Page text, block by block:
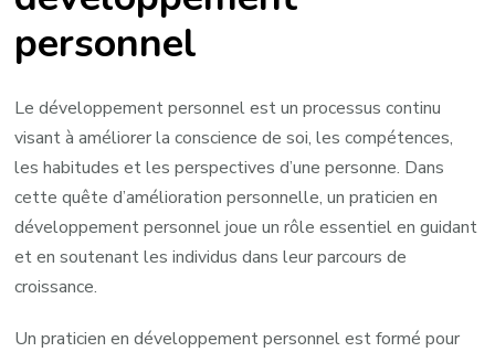
développement
l’épanouissement
individuel
personnel
Le développement personnel est un processus continu
visant à améliorer la conscience de soi, les compétences,
les habitudes et les perspectives d’une personne. Dans
cette quête d’amélioration personnelle, un praticien en
développement personnel joue un rôle essentiel en guidant
et en soutenant les individus dans leur parcours de
croissance.
Un praticien en développement personnel est formé pour